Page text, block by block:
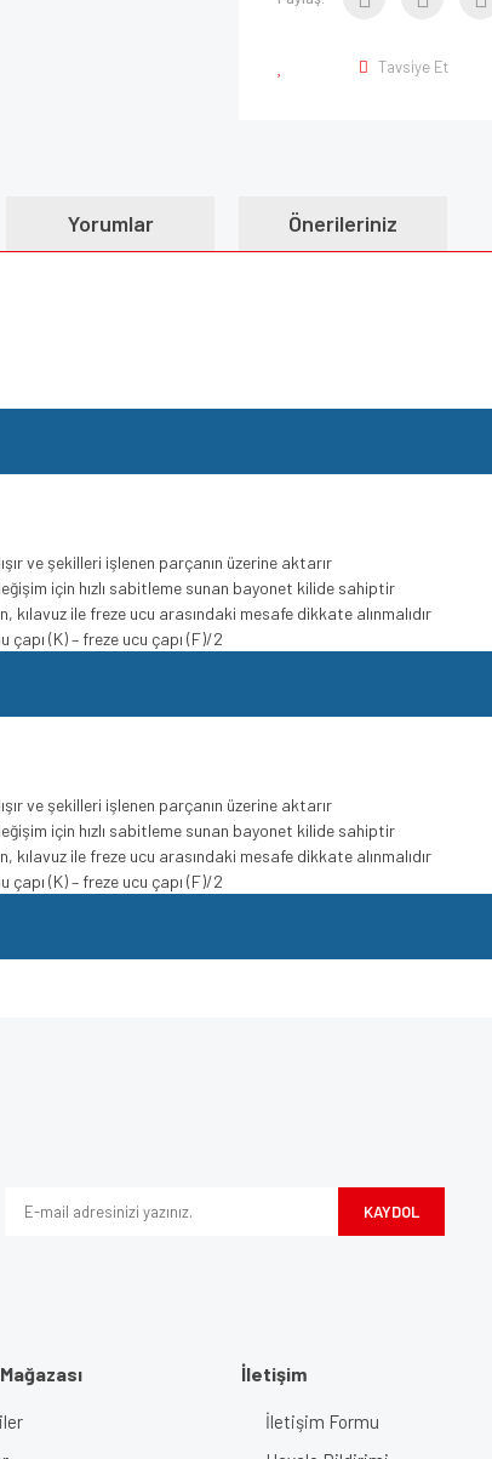
Tavsiye Et
Yorumlar Önerileriniz
ve şekilleri işlenen parçanın üzerine aktarır
için hızlı sabitleme sunan bayonet kilide sahiptir
ile freze ucu arasındaki mesafe dikkate alınmalıdır
(K) – freze ucu çapı (F)/2
ve şekilleri işlenen parçanın üzerine aktarır
için hızlı sabitleme sunan bayonet kilide sahiptir
ile freze ucu arasındaki mesafe dikkate alınmalıdır
(K) – freze ucu çapı (F)/2
KAYDOL
İletişim
İletişim Formu